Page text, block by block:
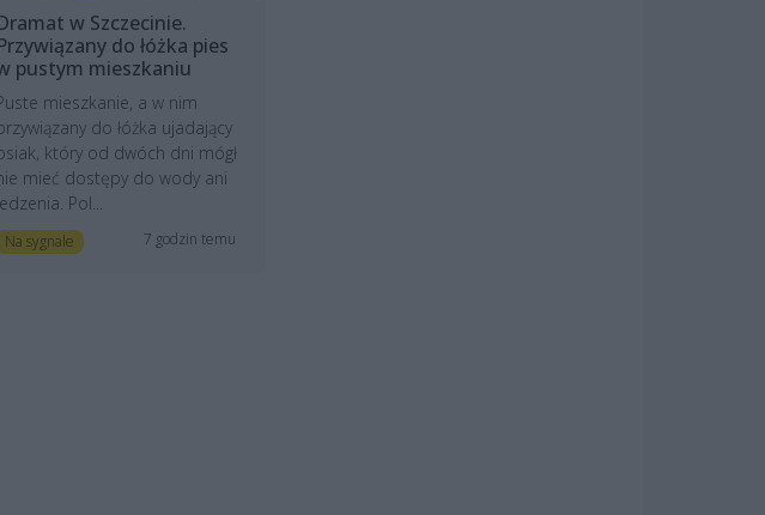
w Szczecinie.
do łóżka pies
pustym mieszkaniu
mieszkanie, a w nim
do łóżka ujadający
który od dwóch dni mógł
mieć dostępy do wody ani
Pol...
Na sygnale 7 godzin temu